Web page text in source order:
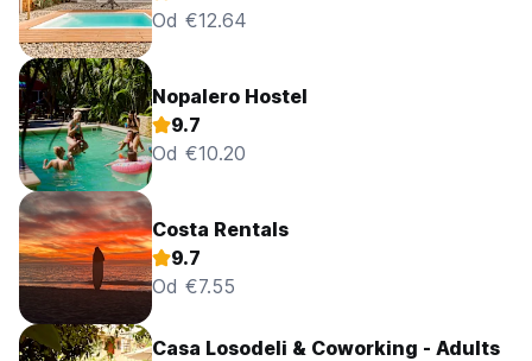
Od €12.64
Nopalero Hostel
9.7
Od €10.20
Costa Rentals
9.7
Od €7.55
Casa Losodeli & Coworking - Adults